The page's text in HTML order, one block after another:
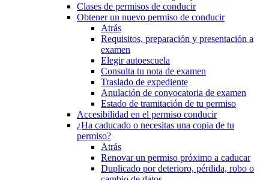
Clases de permisos de conducir
Obtener un nuevo permiso de conducir
Atrás
Requisitos, preparación y presentación a
examen
Elegir autoescuela
Consulta tu nota de examen
Traslado de expediente
Anulación de convocatoria de examen
Estado de tramitación de tu permiso
Accesibilidad en el permiso conducir
¿Ha caducado o necesitas una copia de tu
permiso?
Atrás
Renovar un permiso próximo a caducar
Duplicado por deterioro, pérdida, robo o